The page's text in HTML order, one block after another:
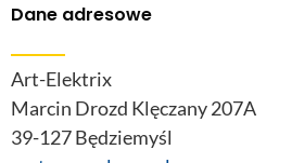
Dane adresowe
Art-Elektrix
Marcin Drozd Klęczany 207A
39-127 Będziemyśl